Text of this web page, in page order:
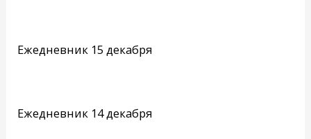
Ежедневник 15 декабря
Ежедневник 14 декабря